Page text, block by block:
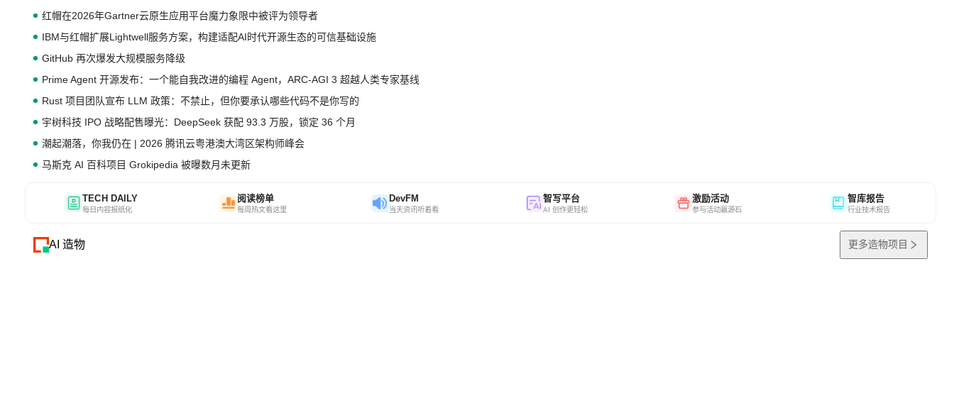
红帽在2026年Gartner云原生应用平台魔力象限中被评为领导者
IBM与红帽扩展Lightwell服务方案，构建适配AI时代开源生态的可信基础设施
GitHub 再次爆发大规模服务降级
Prime Agent 开源发布：一个能自我改进的编程 Agent，ARC-AGI 3 超越人类专家基线
Rust 项目团队宣布 LLM 政策：不禁止，但你要承认哪些代码不是你写的
宇树科技 IPO 战略配售曝光：DeepSeek 获配 93.3 万股，锁定 36 个月
潮起潮落，你我仍在 | 2026 腾讯云粤港澳大湾区架构师峰会
马斯克 AI 百科项目 Grokipedia 被曝数月未更新
TECH DAILY
每日内容报纸化
阅读榜单
每周热文看这里
DevFM
当天资讯听着看
智写平台
AI 创作更轻松
激励活动
参与活动赢源石
智库报告
行业技术报告
AI 造物 更多造物项目